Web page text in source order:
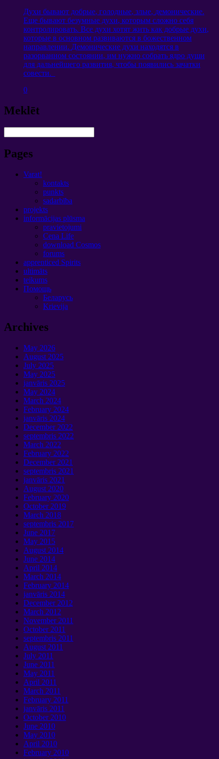
Духи бывают добрые, голодные, злые, демонические.
Еще бывают безумные духи, которым сложно себя
контролировать. Все духи хотят жить как добрые духи,
которые в основном развиваются в божественном
направлении. Демонические духи находятся в
разорванном состоянии, им нужно собрать ядро души
для дальнейшего развития, чтобы появились зачатки
совести.
0
Meklēt
Pages
Varat!
kontakts
punkts
sadarbība
projekts
informācijas plūsma
pravietojumi
Cena Life
download Cosmos
forums
apprenticed Spirits
ultimāts
teikums
Помощь
Беларусь
Krievija
Archives
May 2026
August 2025
July 2025
May 2025
janvāris 2025
May 2024
March 2024
February 2024
janvāris 2024
December2022
septembris 2022
March 2022
February 2022
December2021
septembris 2021
janvāris 2021
August 2020
February 2020
October2019
March 2018
septembris 2017
June 2017
May 2015
August 2014
June 2014
April 2014
March 2014
February 2014
janvāris 2014
December2012
March 2012
November2011
October2011
septembris 2011
August 2011
July 2011
June 2011
May 2011
April 2011
March 2011
February 2011
janvāris 2011
October2010
June 2010
May 2010
April 2010
February 2010